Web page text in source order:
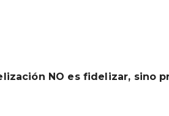
NO es fidelizar, sino